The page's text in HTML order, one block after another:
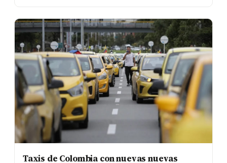
Taxis de Colombia con nuevas nuevas